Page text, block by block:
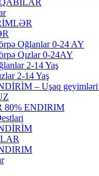
Oğlanlar 0-24 AY
Qızlar 0-24AY
2-14 Yaş
2-14 Yaş
– Uşaq geyimləri
80% ENDIRIM